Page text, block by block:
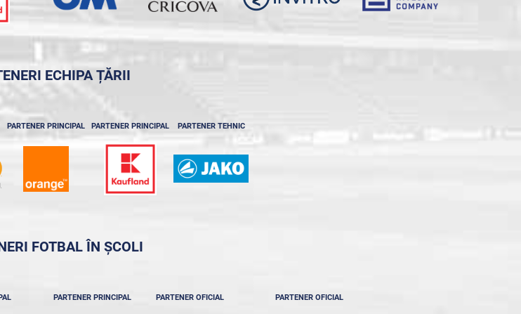
ECHIPA ȚĂRII
PARTENER PRINCIPAL PARTENER PRINCIPAL PARTENER TEHNIC
FOTBAL ÎN ȘCOLI
PARTENER PRINCIPAL PARTENER OFICIAL PARTENER OFICIAL